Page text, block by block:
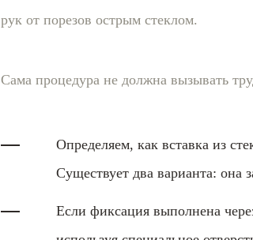
рук от порезов острым стеклом.
Сама процедура не должна вызывать
Определяем, как вставка из
Существует два варианта: она
Если фиксация выполнена